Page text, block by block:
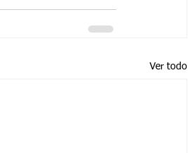
Ver todo